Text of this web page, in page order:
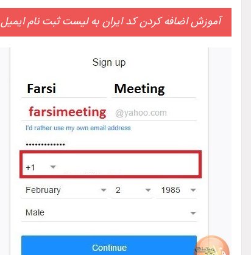
آموزش اضافه کردن کد ایران به لیست ثبت نام ایمیل yahoo با مرورگر فایرفاکس